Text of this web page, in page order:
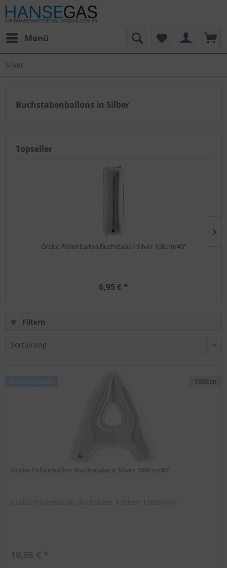
Menü
Silver
Buchstabenballons in Silber
Topseller
Grabo Folienballon Buchstabe I Silver 100cm/40"
6,95 € *
Filtern
100cm
Grabo Folienballon Buchstabe A Silver 100cm/40"
Grabo Folienballon Buchstabe A Silver 100cm/40"
10,95 € *